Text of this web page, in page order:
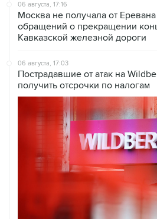
06 августа, 17:16
Москва не получала от
обращений о прекращении
Кавказской железной дороги
06 августа, 17:03
Пострадавшие от атак на
получить отсрочки по налогам